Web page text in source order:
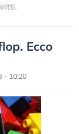
Ecco
- 10:20